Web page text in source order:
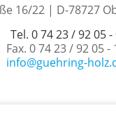
16/22 | D-78727
Tel. 0 74 23 / 92 05 -
Fax. 0 74 23 / 92 05 -
info@guehring-